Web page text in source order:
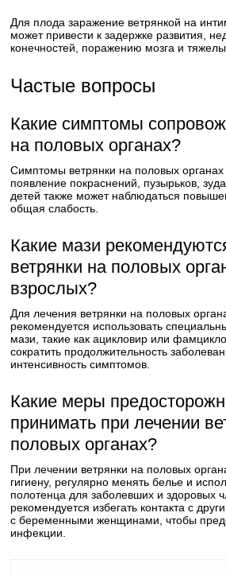
Для плода заражение ветрянкой на
может привести к задержке развития,
конечностей, поражению мозга и
Частые вопросы
Какие симптомы
на половых органах?
Симптомы ветрянки на половых органах
появление покраснений, пузырьков,
детей также может наблюдаться
общая слабость.
Какие мази
ветрянки на половых
взрослых?
Для лечения ветрянки на половых
рекомендуется использовать
мази, такие как ацикловир или
сократить продолжительность
интенсивность симптомов.
Какие меры
принимать при лечении
половых органах?
При лечении ветрянки на половых
гигиену, регулярно менять белье и
полотенца для заболевших и здоровых
рекомендуется избегать контакта с
с беременными женщинами, чтобы
инфекции.